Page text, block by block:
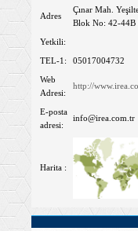
Adres
Çınar Mah.
Blok No: 42-44B
Yetkili:
TEL-1:
05017004732
Web
Adresi:
http://
E-posta
adresi:
info@irea.com.tr
Harita :